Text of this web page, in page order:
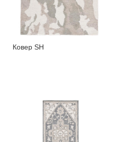
Ковер SH